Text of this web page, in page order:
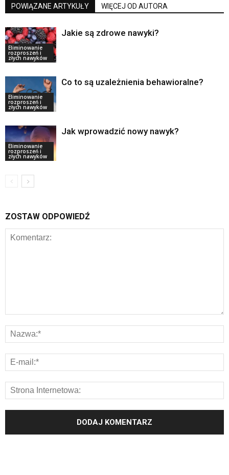
POWIĄZANE ARTYKUŁY WIĘCEJ OD AUTORA
Eliminowanie
rozproszeń i
złych nawyków
Jakie są zdrowe nawyki?
Eliminowanie
rozproszeń i
złych nawyków
Co to są uzależnienia behawioralne?
Eliminowanie
rozproszeń i
złych nawyków
Jak wprowadzić nowy nawyk?
ZOSTAW ODPOWIEDŹ